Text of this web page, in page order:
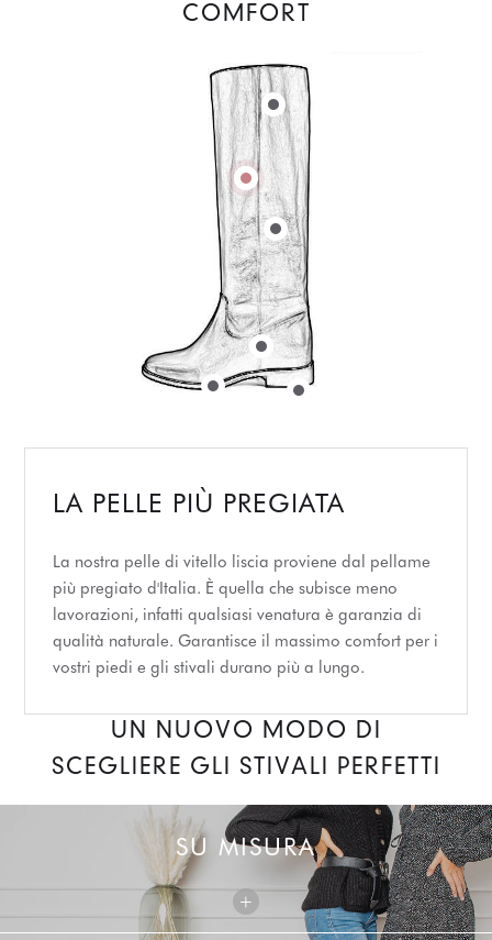
COMFORT
LA PELLE PIÙ PREGIATA
La nostra pelle di vitello liscia proviene dal pellame
più pregiato d'Italia. È quella che subisce meno
lavorazioni, infatti qualsiasi venatura è garanzia di
qualità naturale. Garantisce il massimo comfort per i
vostri piedi e gli stivali durano più a lungo.
UN NUOVO MODO DI
SCEGLIERE GLI STIVALI PERFETTI
SU MISURA
+